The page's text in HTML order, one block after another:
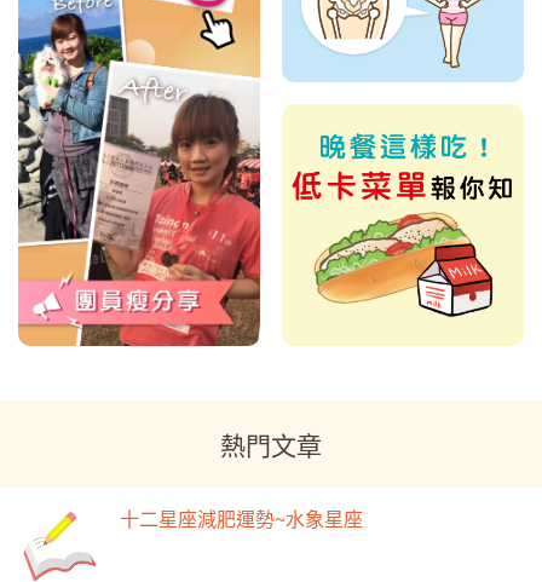
熱門文章
十二星座減肥運勢~水象星座